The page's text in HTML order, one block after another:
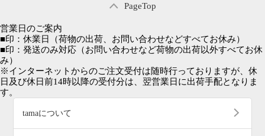
PageTop
営業日のご案内
■印：休業日
（荷物の出荷、お問い合わせなどすべてお休み）
■印：発送のみ対応 （お問い合わせなど荷物の出荷以外すべてお休
み）
※インターネットからのご注文受付は随時行っておりますが、休
日及び休日前14時以降の受付分は、翌営業日に出荷手配となりま
す。
tamaについて